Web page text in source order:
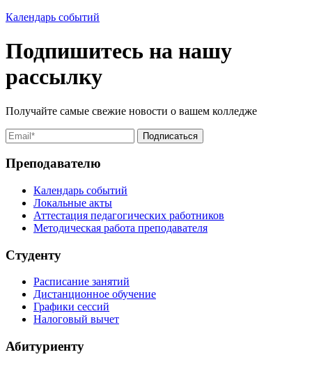
Календарь событий
Подпишитесь на нашу
рассылку
Получайте самые свежие новости о вашем колледже
Преподавателю
Календарь событий
Локальные акты
Аттестация педагогических работников
Методическая работа преподавателя
Студенту
Расписание занятий
Дистанционное обучение
Графики сессий
Налоговый вычет
Абитуриенту